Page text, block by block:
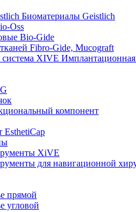
Биоматериалы Geistlich
Oss
Bio-Gide
Fibro-Gide, Mucograft
компонент
EsthetiCap
XiVE
для навигационной
прямой
угловой